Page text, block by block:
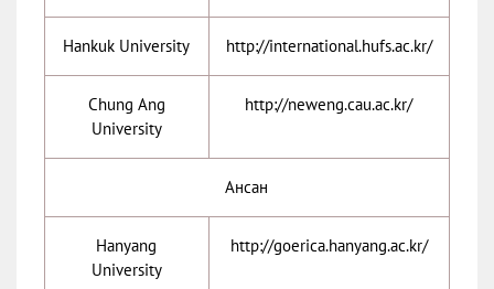
Hankuk University http://international.hufs.ac.kr/
Chung Ang
University
http://neweng.cau.ac.kr/
Ансан
Hanyang
University
http://goerica.hanyang.ac.kr/